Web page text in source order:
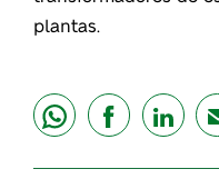
plantas.
share share